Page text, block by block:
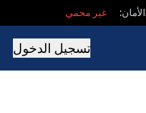
الأمان: غير محمي
تسجيل الدخول